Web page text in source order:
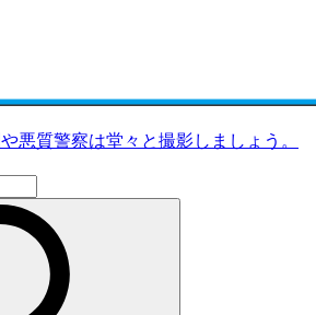
悪質警察は堂々と撮影しましょう。